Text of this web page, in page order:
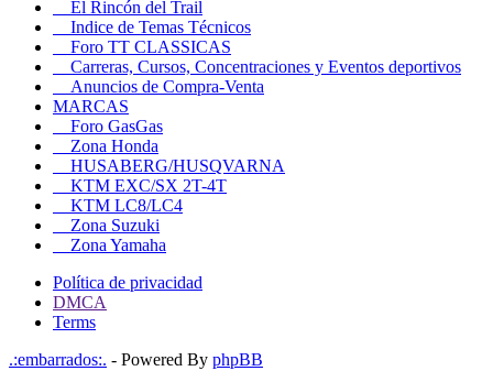
El Rincón del Trail
Indice de Temas Técnicos
Foro TT CLASSICAS
Carreras, Cursos, Concentraciones y Eventos deportivos
Anuncios de Compra-Venta
MARCAS
Foro GasGas
Zona Honda
HUSABERG/HUSQVARNA
KTM EXC/SX 2T-4T
KTM LC8/LC4
Zona Suzuki
Zona Yamaha
Política de privacidad
DMCA
Terms
.:embarrados:. - Powered By phpBB